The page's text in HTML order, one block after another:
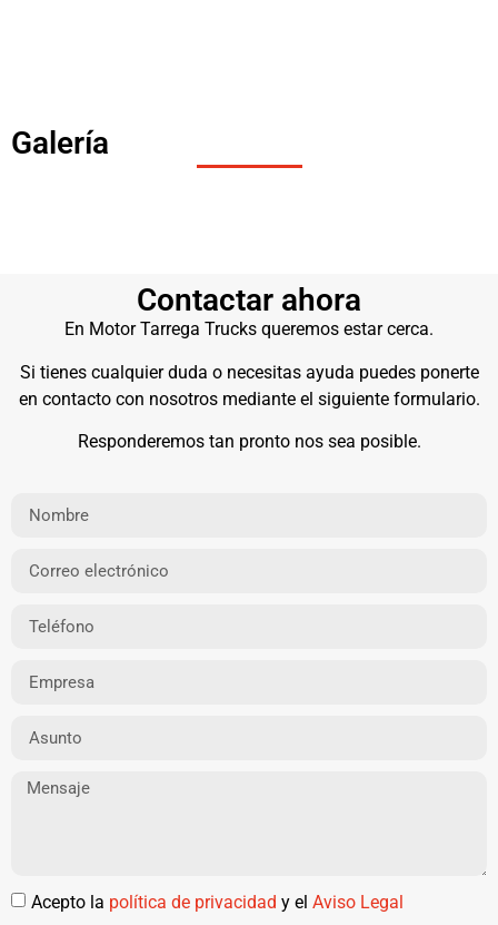
Galería
Contactar ahora
En Motor Tarrega Trucks queremos estar cerca.
Si tienes cualquier duda o necesitas ayuda puedes ponerte
en contacto con nosotros mediante el siguiente formulario.
Responderemos tan pronto nos sea posible.
Acepto la política de privacidad y el Aviso Legal